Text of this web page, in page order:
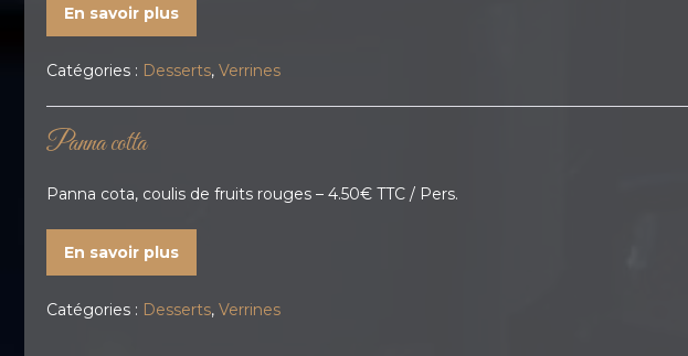
En savoir plus
Catégories : Desserts, Verrines
Panna cotta
Panna cota, coulis de fruits rouges – 4.50€ TTC / Pers.
En savoir plus
Catégories : Desserts, Verrines